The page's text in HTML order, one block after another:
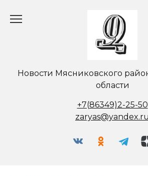
Новости Мясниковского
области
+7(86349)2-25-50
zaryas@yandex.ru